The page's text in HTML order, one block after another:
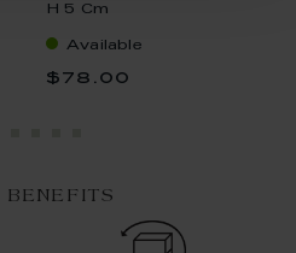
H 5 Cm
Available
$78.00
BENEFITS